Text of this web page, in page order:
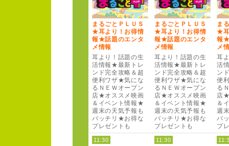
まるごとＰ Ｌ Ｕ Ｓ
★耳より！ お得情
報★話題のエンタ
メ情報
耳より！ 話題の生
活情報★最新トレ
ンド完全攻略＆超
便利ワザ★気にな
るＮ Ｅ Ｗ オー プン
店★オススメ映画
＆イベント情報★
週末の天気予報も
バッチリ★お得な
プレゼントも
まるごとＰ Ｌ Ｕ Ｓ
★耳より！ お得情
報★話題のエンタ
メ情報
耳より！ 話題の生
活情報★最新トレ
ンド完全攻略＆超
便利ワザ★気にな
るＮ Ｅ Ｗ オー プン
店★オススメ映画
＆イベント情報★
週末の天気予報も
バッチリ★お得な
プレゼントも
ま
★耳
報★
メ
耳
活
ン
便
る
店
＆
週
バ
プ
11:30 11:30